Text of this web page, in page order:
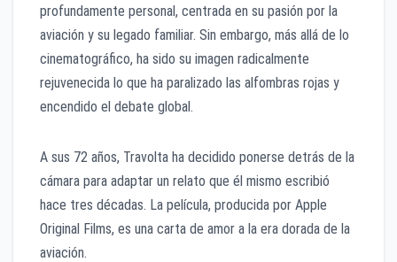
profundamente personal, centrada en su pasión por la
aviación y su legado familiar. Sin embargo, más allá de lo
cinematográfico, ha sido su imagen radicalmente
rejuvenecida lo que ha paralizado las alfombras rojas y
encendido el debate global.
A sus 72 años, Travolta ha decidido ponerse detrás de la
cámara para adaptar un relato que él mismo escribió
hace tres décadas. La película, producida por Apple
Original Films, es una carta de amor a la era dorada de la
aviación.